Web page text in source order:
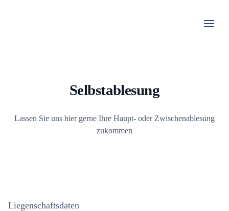
Selbstablesung
Lassen Sie uns hier gerne Ihre Haupt- oder Zwischenablesung
zukommen
Liegenschaftsdaten